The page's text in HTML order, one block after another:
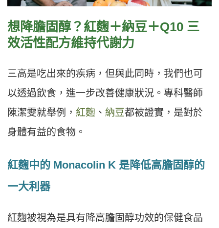
想降膽固醇？紅麴＋納豆＋Q10 三
效活性配方維持代謝力
三高是吃出來的疾病，但與此同時，我們也可
以透過飲食，進一步改善健康狀況。專科醫師
陳潔雯就舉例， 紅麴 、 納豆都被證實，是對於
身體有益的食物。
紅麴中的 Monacolin K 是降低高膽固醇的
一大利器
紅麴被視為是具有降高膽固醇功效的保健食品